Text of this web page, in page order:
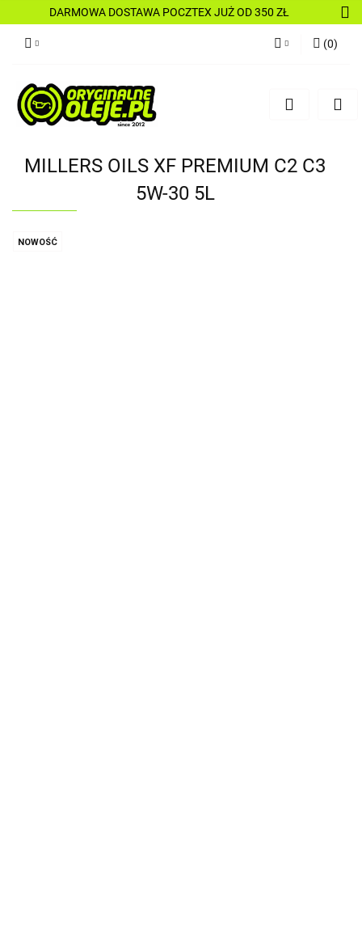
DARMOWA DOSTAWA POCZTEX JUŻ OD 350 ZŁ
Zarejestruj się
(0)
MILLERS OILS XF PREMIUM C2 C3
5W-30 5L
NOWOŚĆ